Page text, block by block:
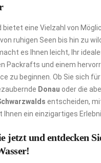
bietet eine Vielzahl von
ruhigen Seen bis hin zu
es Ihnen leicht, Ihr
Packrafts und einem
zu beginnen. Ob Sie sich
Donau oder die
entscheiden,
ein einzigartiges
jetzt und entdecken